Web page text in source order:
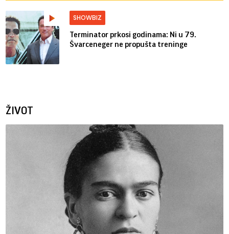
SHOWBIZ
Terminator prkosi godinama: Ni u 79.
Švarceneger ne propušta treninge
ŽIVOT